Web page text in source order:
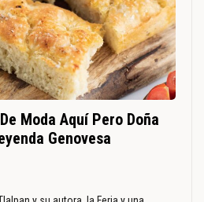
Moda Aquí Pero Doña
Genovesa